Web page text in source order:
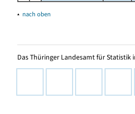
▴ nach oben
Das Thüringer Landesamt für Statistik